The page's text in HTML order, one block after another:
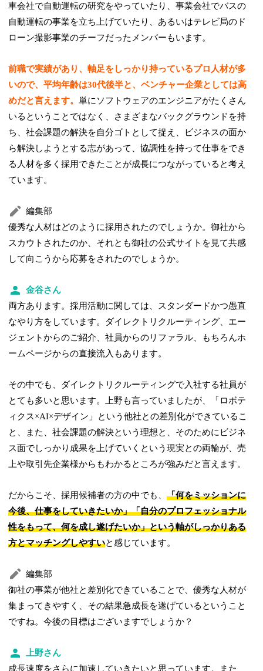
車会社で自動運転の研究をやっていたり、事業会社でバスの
自動運転の事業を立ち上げていたり、あるいはテレビ局のド
ローン撮影事業のチーフだったメンバーもいます。
前職で実績があり、軸足をしっかり持っているプロ人材が多
いので、平均年齢は30代後半と、ベンチャー企業としては高
めだと言えます。単にソフトウェアのエンジニアがたくさん
いるということではなく、さまざまなバックグラウンドを持
ち、社会課題の解決を自分ゴトとして捉え、ビジネスの面か
ら解決しようとする志があって、協調性を持って仕事をでき
る人材を多く採用できたことが成長につながっていると考え
ています。
編集部
優秀な人材はどのように採用されたのでしょうか。御社から
スカウトされたのか、それとも御社の公式サイトを見て共感
して向こうから応募をされたのでしょうか。
金谷さん
両方あります。採用活動に関しては、スタンダードかつ愚直
なやり方をしています。ダイレクトリクルーティング、エー
ジェントからのご紹介、社員からのリファラル、もちろんホ
ームページからの直接流入もあります。
その中でも、ダイレクトリクルーティングで入社する社員が
とても多いと思います。上野も言っていましたが、「ロボテ
ィクス×AI×デザイン」という他社との差別化ができているこ
と、また、社会課題の解決という理想と、そのためにビジネ
ス面でしっかり成果を上げていくという現実との両輪が、売
上や取引先企業様からもわかるところが強みだと言えます。
だからこそ、採用候補者の方の中でも、「何をミッションに
今後、仕事をしていきたいか」「自分のプロフェッショナル
性をもって、何を成し遂げたいか」という軸がしっかりある
方とマッチングしやすいと感じています。
編集部
御社の事業が他社と差別化できていることで、優秀な人材が
集まってきやすく、その結果急成長を遂げているということ
ですね。今後の目標はございますでしょうか？
上野さん
成長速度をさらに加速していきたいと思っています。また、